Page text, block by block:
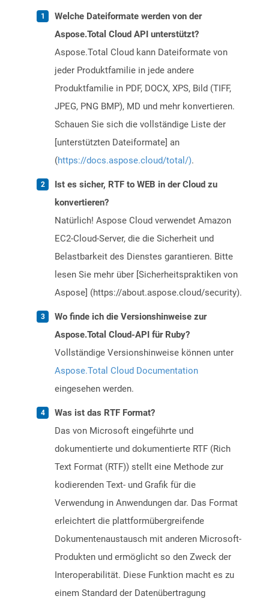
Welche Dateiformate werden von der
Aspose.Total Cloud API unterstützt?
Aspose.Total Cloud kann Dateiformate von
jeder Produktfamilie in jede andere
Produktfamilie in PDF, DOCX, XPS, Bild (TIFF,
JPEG, PNG BMP), MD und mehr konvertieren.
Schauen Sie sich die vollständige Liste der
[unterstützten Dateiformate] an
(https://docs.aspose.cloud/total/).
Ist es sicher, RTF to WEB in der Cloud zu
konvertieren?
Natürlich! Aspose Cloud verwendet Amazon
EC2-Cloud-Server, die die Sicherheit und
Belastbarkeit des Dienstes garantieren. Bitte
lesen Sie mehr über [Sicherheitspraktiken von
Aspose] (https://about.aspose.cloud/security).
Wo finde ich die Versionshinweise zur
Aspose.Total Cloud-API für Ruby?
Vollständige Versionshinweise können unter
Aspose.Total Cloud Documentation
eingesehen werden.
Was ist das RTF Format?
Das von Microsoft eingeführte und
dokumentierte und dokumentierte RTF (Rich
Text Format (RTF)) stellt eine Methode zur
kodierenden Text- und Grafik für die
Verwendung in Anwendungen dar. Das Format
erleichtert die plattformübergreifende
Dokumentenaustausch mit anderen Microsoft-
Produkten und ermöglicht so den Zweck der
Interoperabilität. Diese Funktion macht es zu
einem Standard der Datenübertragung